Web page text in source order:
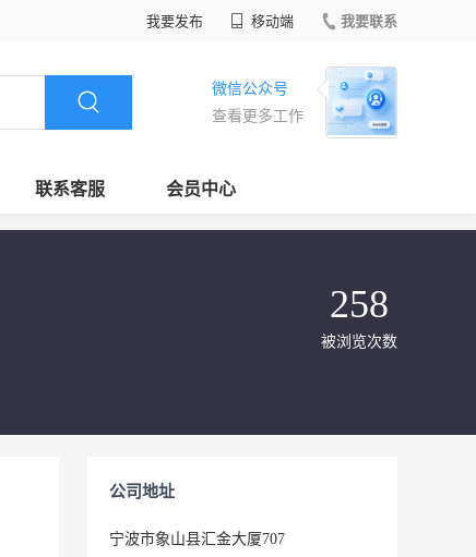
我要发布 移动端 我要联系
微信公众号
查看更多工作
联系客服 会员中心
258
被浏览次数
公司地址
宁波市象山县汇金大厦707